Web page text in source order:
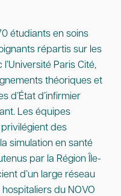
étudiants en soins
répartis sur les
Paris Cité,
théoriques et
d’État d’infirmier
Les équipes
des
simulation en santé
par la Région Île-
d’un large réseau
du NOVO